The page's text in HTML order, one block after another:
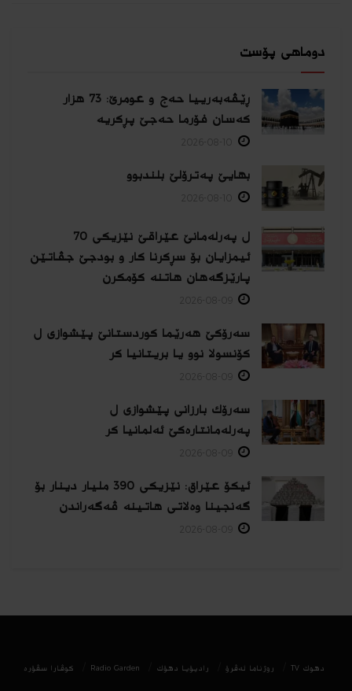
دوماهی پۆست
ڕێڤه‌به‌رییا حه‌ج و عومرێ: 73 هزار
كه‌سان فۆرما حەجێ پڕکریه‌
بهایێ په‌ترۆلێ بلندبوو
ل پەرلەمانێ عێراقێ نێزیکی 70
ئیمزایان بۆ سڕکرنا کار و بودجێ جڤاتێن
پارێزگەهان هاتنە کۆمکرن
سەرۆکێ هەرێما کوردستانێ پێشوازی ل
کۆنسولا نوو یا بریتانیا کر
سەرۆك بارزانی پێشوازی ل
پەرلەمانتارەكێ ئەلمانیا كر
ئیکۆ عێراق: نێزیکی 390 ملیار دینار بۆ
گەنجینا وەلاتی هاتینە ڤەگەراندن
دھوك TV روژناما ئەڤرۆ رادیۆیا دهۆك Radio Garden كوڤارا سڤۆره‌